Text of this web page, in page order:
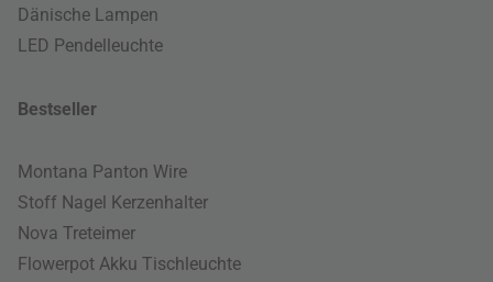
Dänische Lampen
LED Pendelleuchte
Bestseller
Montana Panton Wire
Stoff Nagel Kerzenhalter
Nova Treteimer
Flowerpot Akku Tischleuchte